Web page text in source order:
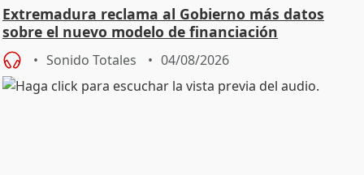
Extremadura reclama al Gobierno más datos
sobre el nuevo modelo de financiación
Sonido Totales 04/08/2026